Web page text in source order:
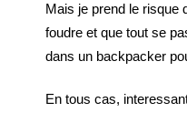
Mais je prend le risque
foudre et que tout se
dans un backpacker
En tous cas,